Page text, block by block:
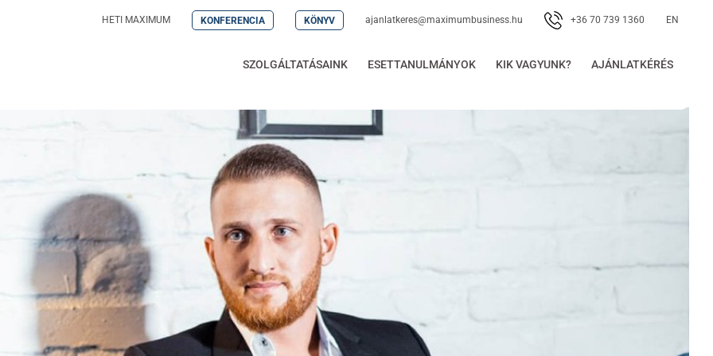
HETI MAXIMUM KONFERENCIA KÖNYV ajanlatkeres@maximumbusiness.hu +36 70 739 1360 EN
SZOLGÁLTATÁSAINK ESETTANULMÁNYOK KIK VAGYUNK? AJÁNLATKÉRÉS